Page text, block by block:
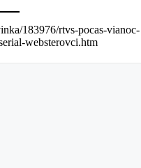
183976/rtvs-pocas-vianoc-
websterovci.htm